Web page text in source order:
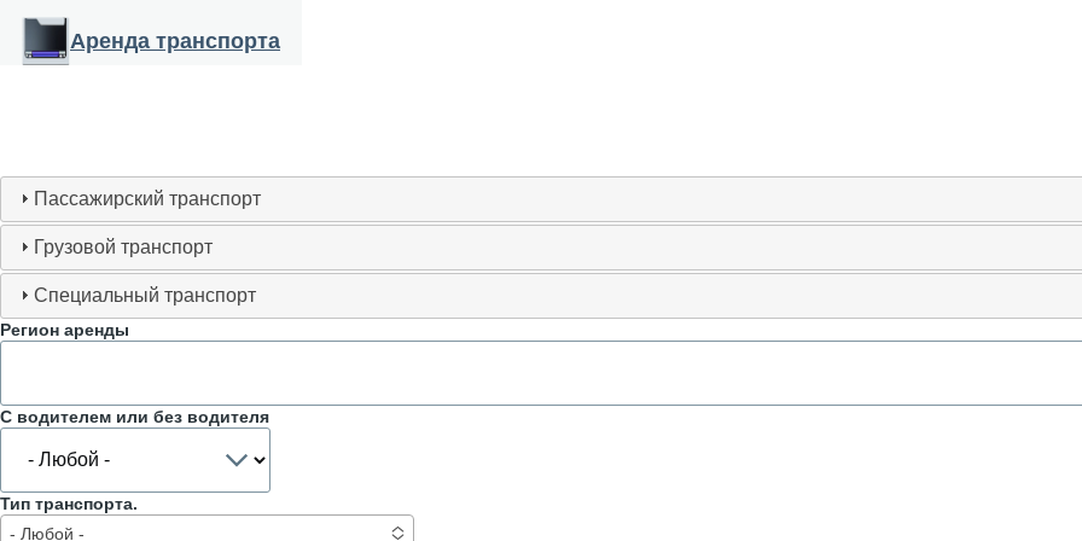
Перейти к основному содержанию
Аренда транспорта
Пассажирский транспорт
Грузовой транспорт
Специальный транспорт
Регион аренды
С водителем или без водителя
Тип транспорта.
- Любой -